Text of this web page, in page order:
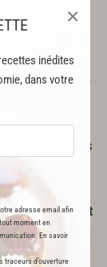
inédites
dans votre
adresse email afin
moment en
En savoir
traceurs d’ouverture
×
temps accordé
manière de
esturgeons et le
sur le lieu
rappelle
Mais une fois
d'autres
sont pris en
doit être brillant
terne, plus il est
une texture